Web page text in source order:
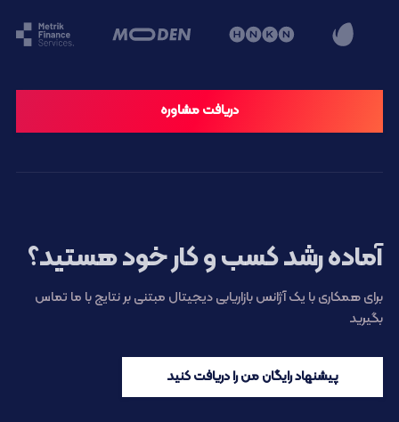
دریافت مشاوره
آماده رشد کسب و کار خود هستید؟
برای همکاری با یک آژانس بازاریابی دیجیتال مبتنی بر نتایج با ما تماس
بگیرید
پیشنهاد رایگان من را دریافت کنید